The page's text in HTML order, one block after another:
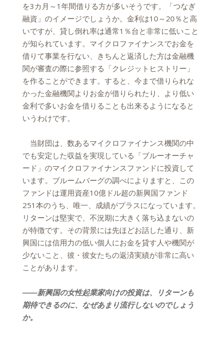
を3カ月～1年間借りる方が多いそうです。「つなぎ
融資」のイメージでしょうか。金利は10～20％と高
いですが、貸し倒れ率は通常1％台と非常に低いこと
が知られています。マイクロファイナンスでお金を
借りて事業を行ない、きちんと返済した方は金融機
関が審査の際に参照する「クレジットヒストリー」
を作ることができます。すると、今まで借りられな
かった金融機関よりお金が借りられたり、より低い
金利で多いお金を借りることも出来るようになると
いうわけです。
当財団は、数あるマイクロファイナンス機関の中
でも安定した収益を実現している「ブルーオーチャ
ード」のマイクロファイナンスファンドに投資して
います。ブルームバーグの調べによりますと、この
ファンドは運用資産10億ドル超の新興国ファンド
251本のうち、唯一、成績がプラスになっています。
リターンは堅実で、不況期に大きく落ち込まないの
が特徴です。その背景には先ほどお話した通り、新
興国には信用力の低い個人にお金を貸す人や機関が
少ないこと、彼・彼女たちの返済実績が非常に高い
ことがあります。
――新興国の女性起業家向けの投資は、リターンも
期待できるのに、なぜあまり流行しないのでしょう
か。